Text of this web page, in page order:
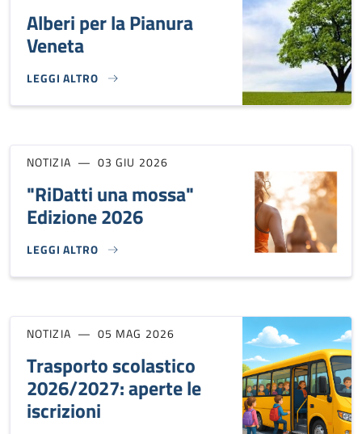
Alberi per la Pianura
Veneta
LEGGI ALTRO
ALBERI PER LA PIANURA VENETA}
NOTIZIA 03 GIU 2026
"RiDatti una mossa"
Edizione 2026
LEGGI ALTRO
"RIDATTI UNA MOSSA" EDIZIONE 2026}
NOTIZIA 05 MAG 2026
Trasporto scolastico
2026/2027: aperte le
iscrizioni